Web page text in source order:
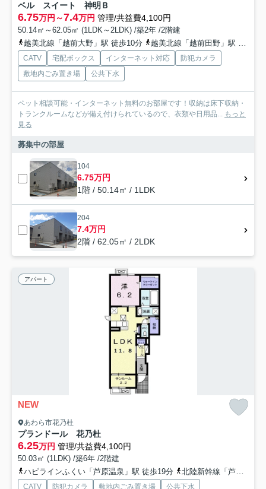
ベル スイート 神明Ｂ
6.75万円～7.4万円 管理/共益費4,100円
50.14㎡～62.05㎡ (1LDK～2LDK) /築2年 /2階建
越美北線「越前大野」駅 徒歩10分
越美北線「越前田野」駅 徒歩39分
CATV 宅配ボックス インターネット対応
防犯カメラ
敷地内ごみ置き場
公共下水
ペット相談可能・インターネット無料のお部屋です！収納は床下収納・
トランクルームなどが備え付けられているので、衣類や日用品... もっと
見る
募集中の部屋
104
6.75万円
1階 / 50.14㎡ / 1LDK
204
7.4万円
2階 / 62.05㎡ / 2LDK
アパート
NEW
あわら市花乃杜
プランドール 花乃杜
6.25万円 管理/共益費4,100円
50.03㎡ (1LDK) /築6年 /2階建
ハピラインふくい「芦原温泉」駅 徒歩19分
北陸新幹線「芦原温泉」駅 徒歩22分
CATV 防犯カメラ 敷地内ごみ置き場 公共下水